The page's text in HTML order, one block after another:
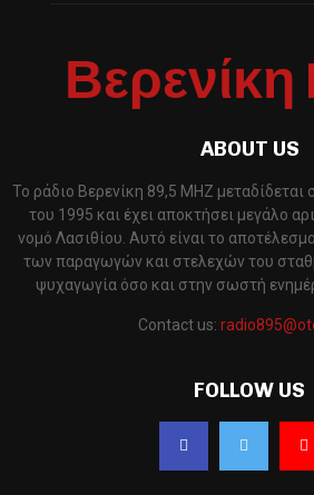
Βερενίκη
ABOUT US
Το ράδιο Βερενίκη 89,5 MHZ μεταδίδεται
του 1995 και έχει αποκτήσει μεγάλο
νομό Λασιθίου. Αυτό είναι το
των παραγωγών και στελεχών του
ψυχαγωγία όσο και στην σωστή
Contact us:
FOLLOW US